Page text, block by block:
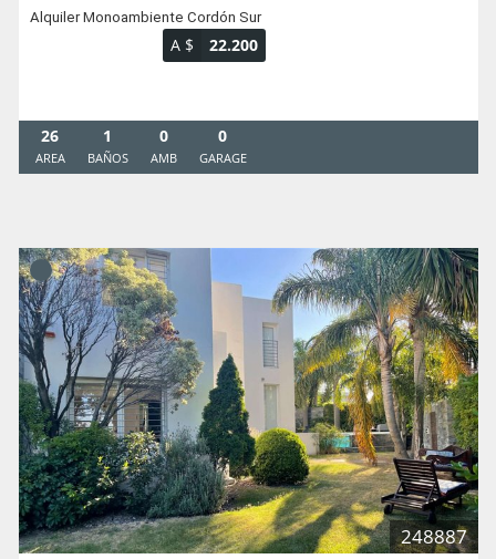
Alquiler Monoambiente Cordón Sur
A $ 22.200
26
AREA
1
BAÑOS
0
AMB
0
GARAGE
248887